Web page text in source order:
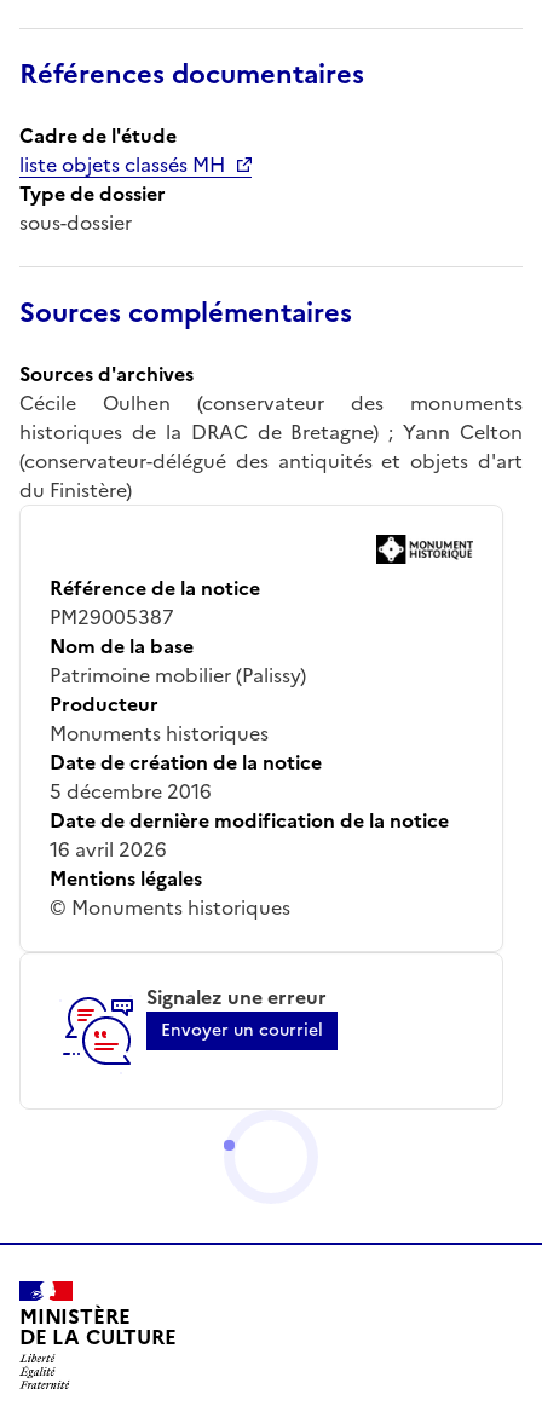
Références documentaires
Cadre de l'étude
liste objets classés MH
Type de dossier
sous-dossier
Sources complémentaires
Sources d'archives
Cécile Oulhen (conservateur des monuments
historiques de la DRAC de Bretagne) ; Yann Celton
(conservateur-délégué des antiquités et objets d'art
du Finistère)
Référence de la notice
PM29005387
Nom de la base
Patrimoine mobilier (Palissy)
Producteur
Monuments historiques
Date de création de la notice
5 décembre 2016
Date de dernière modification de la notice
16 avril 2026
Mentions légales
© Monuments historiques
Signalez une erreur
Envoyer un courriel
MINISTÈRE
DE LA CULTURE